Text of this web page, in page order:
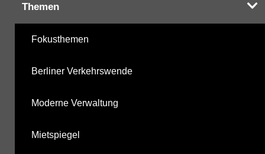
Themen
Fokusthemen
Berliner Verkehrswende
Moderne Verwaltung
Mietspiegel